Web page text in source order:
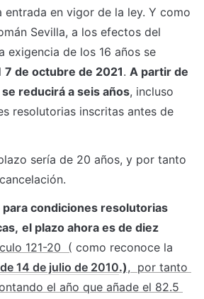
entrada en vigor de la ley. Y como
Sevilla, a los efectos del
exigencia de los 16 años se
7 de octubre de 2021. A partir de
reducirá a seis años, incluso
resolutorias inscritas antes de
sería de 20 años, y por tanto
condiciones resolutorias
el plazo ahora es de diez
121-20  ( como reconoce la
14 de julio de 2010.),  por tanto
el año que añade el 82.5